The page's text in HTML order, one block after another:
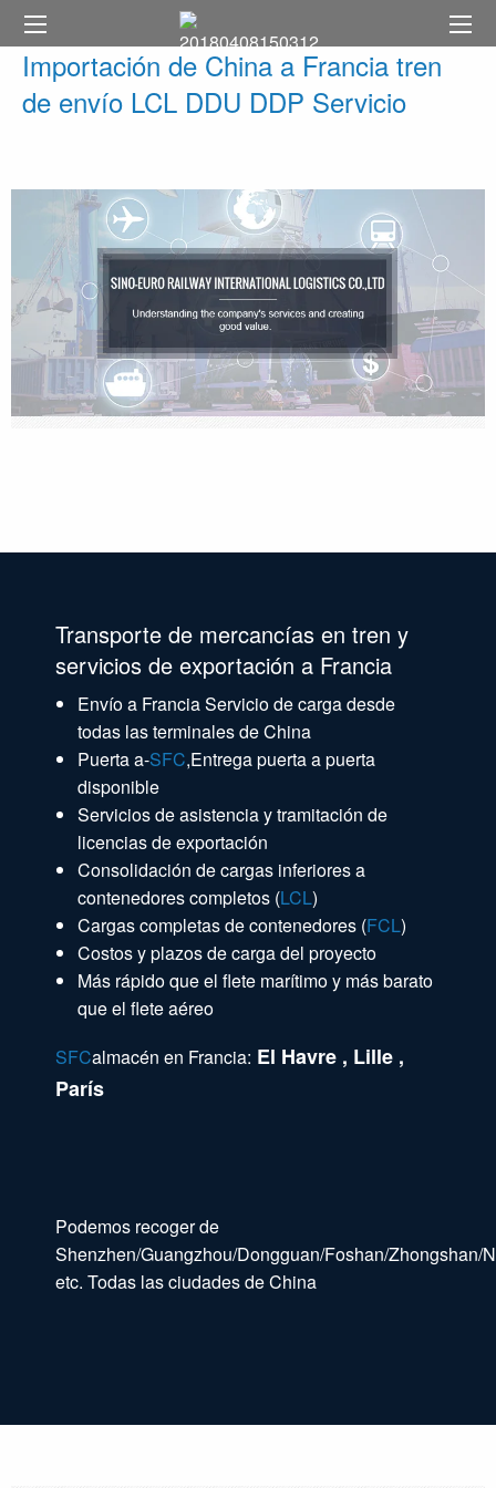
Importación de China a Francia tren
de envío LCL DDU DDP Servicio
Transporte de mercancías en tren y
servicios de exportación a Francia
Envío a Francia Servicio de carga desde
todas las terminales de China
Puerta a-SFC,Entrega puerta a puerta
disponible
Servicios de asistencia y tramitación de
licencias de exportación
Consolidación de cargas inferiores a
contenedores completos (LCL)
Cargas completas de contenedores (FCL)
Costos y plazos de carga del proyecto
Más rápido que el flete marítimo y más barato
que el flete aéreo
SFCalmacén en Francia: El Havre , Lille ,
París
Podemos recoger de
Shenzhen/Guangzhou/Dongguan/Foshan/Zhongshan/
etc. Todas las ciudades de China